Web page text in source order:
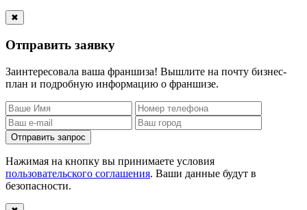
✖
Отправить заявку
Заинтересовала ваша франшиза! Вышлите на почту бизнес-
план и подробную информацию о франшизе.
Отправить запрос
Нажимая на кнопку вы принимаете условия
пользовательского соглашения. Ваши данные будут в
безопасности.